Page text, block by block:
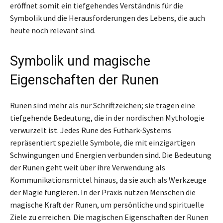
eröffnet somit ein tiefgehendes Verständnis für die
Symbolik und die Herausforderungen des Lebens, die auch
heute noch relevant sind.
Symbolik und magische
Eigenschaften der Runen
Runen sind mehr als nur Schriftzeichen; sie tragen eine
tiefgehende Bedeutung, die in der nordischen Mythologie
verwurzelt ist. Jedes Rune des Futhark-Systems
repräsentiert spezielle Symbole, die mit einzigartigen
Schwingungen und Energien verbunden sind. Die Bedeutung
der Runen geht weit über ihre Verwendung als
Kommunikationsmittel hinaus, da sie auch als Werkzeuge
der Magie fungieren. In der Praxis nutzen Menschen die
magische Kraft der Runen, um persönliche und spirituelle
Ziele zu erreichen. Die magischen Eigenschaften der Runen